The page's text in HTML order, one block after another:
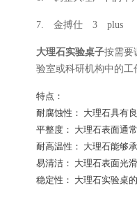
7. 金搏仕 3 plus ，
大理石实验桌子按需要
验室或科研机构中的
特点：
耐腐蚀性： 大理石具有
平整度： 大理石表面通
耐高温性： 大理石能够
易清洁： 大理石表面光
稳定性： 大理石实验桌